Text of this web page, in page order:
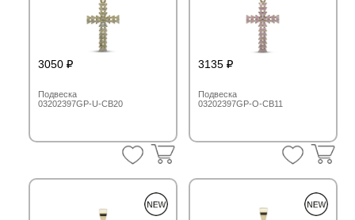
3135
Подвеска
03202397GP-O-CB11
3050
Подвеска
03202397GP-U-CB20